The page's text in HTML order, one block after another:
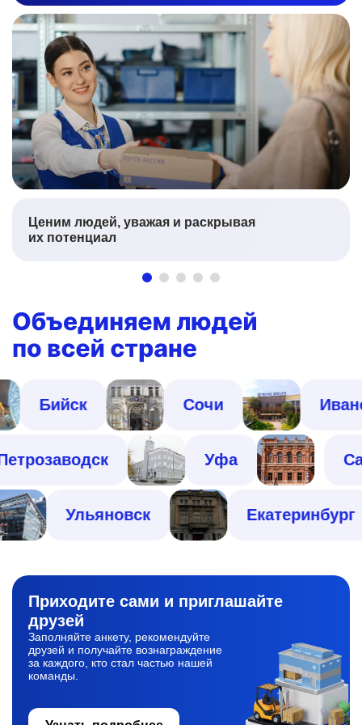
Ценим людей, уважая и раскрывая
их потенциал
Бийск Сочи Иваново
Петрозаводск Уфа
Ульяновск Екатеринбург
Приходите сами и приглашайте
друзей
Заполняйте анкету, рекомендуйте
друзей и получайте вознаграждение
за каждого, кто стал частью нашей
команды.